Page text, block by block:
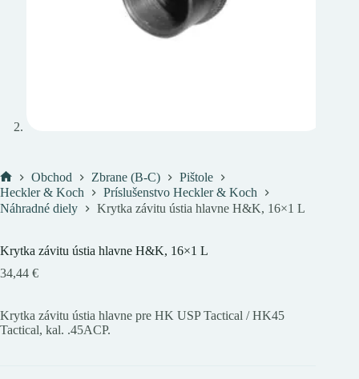
Domov
Obchod Zbrane (B-C)
Pištole
Heckler & Koch
Príslušenstvo Heckler & Koch
Náhradné diely
Krytka závitu ústia hlavne H&K, 16×1 L
Krytka závitu ústia hlavne H&K, 16×1 L
34,44 €
Krytka závitu ústia hlavne pre HK USP Tactical / HK45
Tactical, kal. .45ACP.